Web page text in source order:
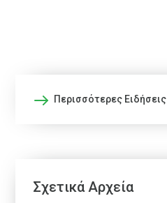
Περισσότερες Ειδήσεις
Σχετικά Αρχεία